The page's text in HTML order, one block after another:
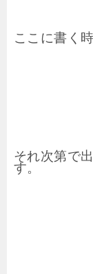
ここに書く
それ次第で
す。